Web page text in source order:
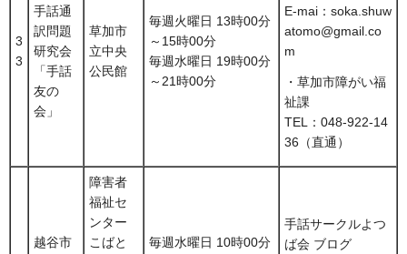
3
3
手話通
訳問題
研究会
「手話
友の
会」
草加市
立中央
公民館
毎週火曜日 13時00分
～15時00分
毎週水曜日 19時00分
～21時00分
E-mai：soka.shuw
atomo@gmail.co
m
・草加市障がい福
祉課
TEL：048-922-14
36（直通）
越谷市
障害者
福祉セ
ンター
こばと
毎週水曜日 10時00分
手話サークルよつ
ば会 ブログ